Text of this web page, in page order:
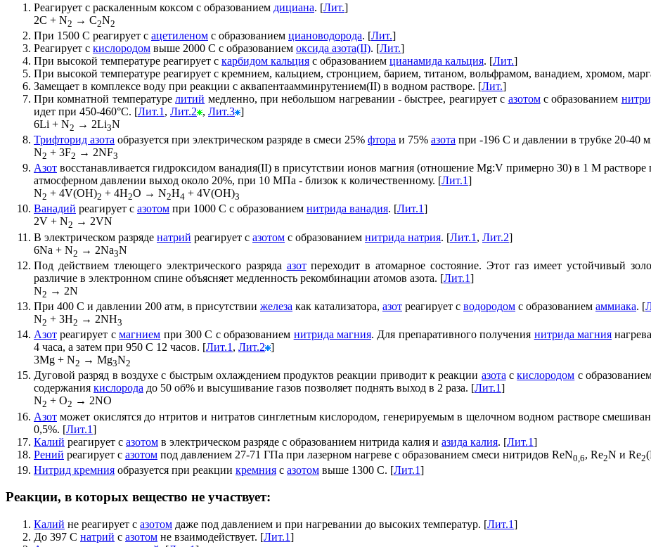
Реагирует с раскаленным коксом с образованием дициана. [Лит.]
2C + N2 → C2N2
При 1500 С реагирует с ацетиленом с образованием циановодорода. [Лит.]
Реагирует с кислородом выше 2000 С с образованием оксида азота(II). [Лит.]
При высокой температуре реагирует с карбидом кальция с образованием цианамида кальция. [Лит.]
При высокой температуре реагирует с кремнием, кальцием, стронцием, барием, титаном, вольфрамом, ванадием, хромом,
Замещает в комплексе воду при реакции с аквапентаамминрутением(II) в водном растворе. [Лит.]
При комнатной температурелитий медленно, при небольшом нагревании - быстрее, реагирует с азотомс образованием
идет при 450-460°С. [Лит.1 , Лит.2 , Лит.3 ]
6Li + N2 → 2Li3N
Трифторид азота образуется при электрическом разряде в смеси 25% фтора и 75% азота при -196 С и давлении в трубке 20-40
N2 + 3F2 → 2NF3
Азот восстанавливается гидроксидом ванадия(II) в присутствии ионов магния (отношение Mg:V примерно 30) в 1 М растворе
атмосферном давлении выход около 20%, при 10 МПа - близок к количественному. [Лит.1]
N2 + 4V(OH)2 + 4H2O → N2H4 + 4V(OH)3
Ванадий реагирует с азотом при 1000 С с образованием нитрида ванадия. [Лит.1]
2V + N2 → 2VN
В электрическом разряде натрий реагирует с азотом с образованием нитрида натрия. [Лит.1 , Лит.2]
6Na + N2 → 2Na3N
Под действием тлеющего электрического разряда азотпереходит в атомарное состояние. Этот газ имеет устойчивый
различие в электронном спине объясняет медленность рекомбинации атомов азота. [Лит.1]
N2 → 2N
При 400 С и давлении 200 атм, в присутствии железа как катализатора, азот реагирует с водородом с образованием аммиака. [
N2 + 3H2 → 2NH3
Азот реагирует смагнием при 300 С с образованием нитрида магния. Для препаративного получения нитрида магния
4 часа, а затем при 950 С 12 часов. [Лит.1 , Лит.2 ]
3Mg + N2 → Mg3N2
Дуговой разряд в воздухе с быстрым охлаждением продуктов реакции приводит к реакции азота скислородом с
содержания кислорода до 50 об% и высушивание газов позволяет поднять выход в 2 раза. [Лит.1]
N2 + O2 → 2NO
Азот может окислятся до нтритов и нитратов синглетным кислородом, генерируемым в щелочном водном растворе
0,5%. [Лит.1]
Калий реагирует с азотом в электрическом разряде с образованием нитрида калия и азида калия. [Лит.1]
Рений реагирует с азотом под давлением 27-71 ГПа при лазерном нагреве с образованием смеси нитридов ReN0,6, Re2N и Re2
Нитрид кремния образуется при реакции кремния с азотом выше 1300 С. [Лит.1]
Реакции, в которых вещество не участвует:
Калий не реагирует с азотом даже под давлением и при нагревании до высоких температур. [Лит.1]
До 397 С натрий с азотом не взаимодействует. [Лит.1]